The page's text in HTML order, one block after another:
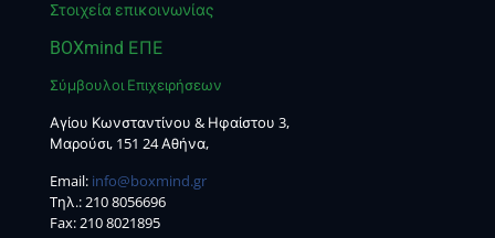
Στοιχεία επικοινωνίας
BOXmind ΕΠΕ
Σύμβουλοι Επιχειρήσεων
Αγίου Κωνσταντίνου & Ηφαίστου 3,
Μαρούσι, 151 24 Αθήνα,
Email: info@boxmind.gr
Tηλ.:210 8056696
Fax: 210 8021895